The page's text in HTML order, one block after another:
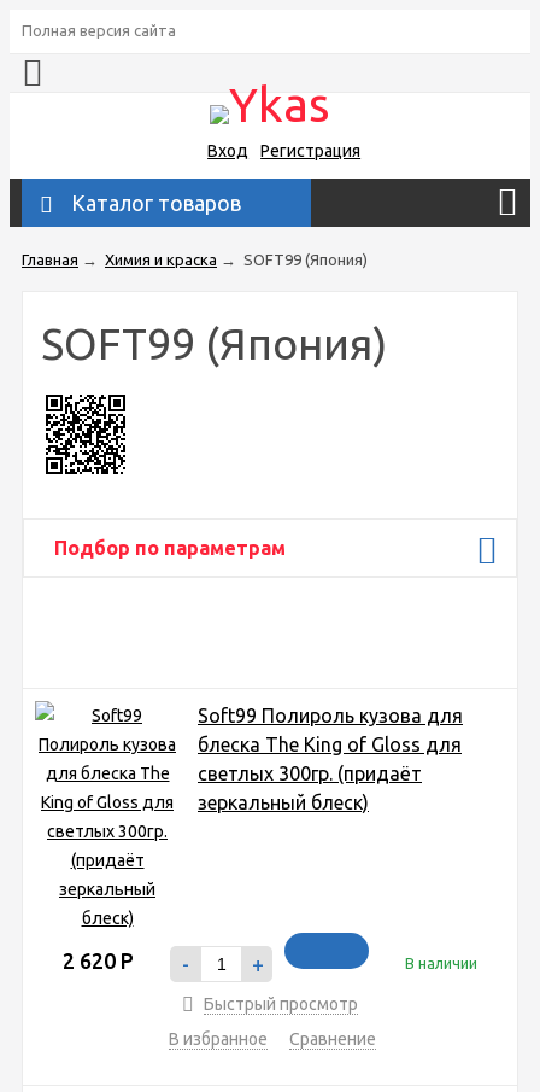
Полная версия сайта
Вход Регистрация
Каталог товаров
Главная → Химия и краска → SOFT99 (Япония)
SOFT99 (Япония)
Подбор по параметрам
Soft99 Полироль кузова для
блеска The King of Gloss для
светлых 300гр. (придаёт
зеркальный блеск)
2 620 Р - + В наличии
Быстрый просмотр
В избранное
Сравнение